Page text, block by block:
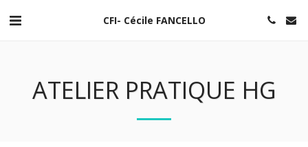
CFI- Cécile FANCELLO
ATELIER PRATIQUE HG